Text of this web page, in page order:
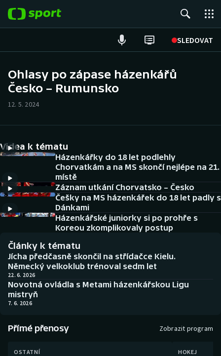
SLEDOVAT
Hokej
Cyklistika
DALŠÍ SPORTY
Americký fotbal
Baseball a softbal
Basketbal
Biatlon
Boby a skeleton
Box
Curling
NEPŘEHLÉDNĚTE
Historické návraty
Aplikace ČT sport
AZ kvíz
Ohlasy po zápase házenkářů
Česko – Rumunsko
12. 5. 2024
Videa k tématu
Házenkářky do 18 let podlehly
Chorvatkám a na MS skončí nejlépe na 21.
místě
Záznam utkání Chorvatsko – Česko
Češky na MS házenkářek do 18 let padly s
Dánkami
Házenkářské juniorky si po prohře s
Koreou zkomplikovaly postup
Články k tématu
Jícha předčasně skončil na střídačce Kielu.
Německý velkoklub trénoval sedm let
22. 6. 2026
Novotná ovládla s Metami házenkářskou Ligu
mistryň
7. 6. 2026
Přímé přenosy Zobrazit program
OSTATNÍ HOKEJ